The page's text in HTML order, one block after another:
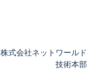
株式会社ネットワールド
技術本部